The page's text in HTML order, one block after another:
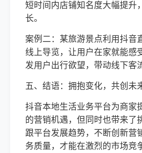
短时间内店铺知名度大幅提升
长。
案例二：某旅游景点利用抖音
线上导览，让用户在家就能感
发用户出行欲望，带动线下客
五、结语：拥抱变化，共创未
抖音本地生活业务平台为商家
的营销机遇，但同时也带来了
跟平台发展趋势，不断创新营
务质量，才能在激烈的市场竞